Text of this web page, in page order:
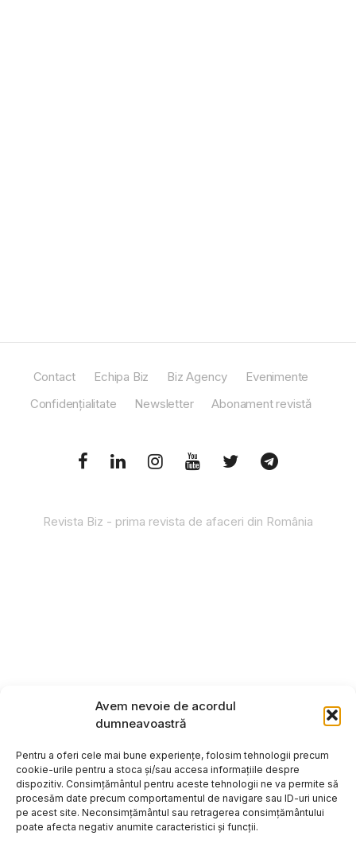
Avem nevoie de acordul
dumneavoastră
Pentru a oferi cele mai bune experiențe, folosim tehnologii precum
cookie-urile pentru a stoca și/sau accesa informațiile despre
dispozitiv. Consimțământul pentru aceste tehnologii ne va permite să
procesăm date precum comportamentul de navigare sau ID-uri unice
pe acest site. Neconsimțământul sau retragerea consimțământului
poate afecta negativ anumite caracteristici și funcții.
Contact Echipa Biz Biz Agency
Evenimente
Confidențialitate
Newsletter Abonament revistă
Revista Biz - prima revista de afaceri din România